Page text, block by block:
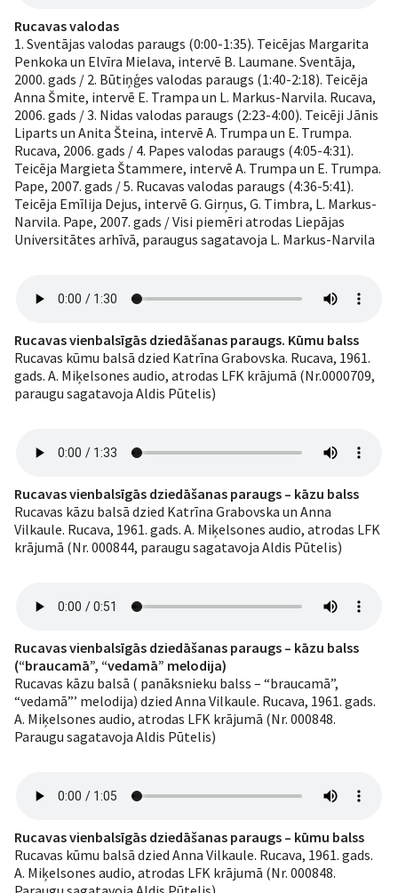
Rucavas valodas
1. Sventājas valodas paraugs (0:00-1:35). Teicējas Margarita
Penkoka un Elvīra Mielava, intervē B. Laumane. Sventāja,
2000. gads / 2. Būtiņģes valodas paraugs (1:40-2:18). Teicēja
Anna Šmite, intervē E. Trampa un L. Markus-Narvila. Rucava,
2006. gads / 3. Nidas valodas paraugs (2:23-4:00). Teicēji Jānis
Liparts un Anita Šteina, intervē A. Trumpa un E. Trumpa.
Rucava, 2006. gads / 4. Papes valodas paraugs (4:05-4:31).
Teicēja Margieta Štammere, intervē A. Trumpa un E. Trumpa.
Pape, 2007. gads / 5. Rucavas valodas paraugs (4:36-5:41).
Teicēja Emīlija Dejus, intervē G. Girņus, G. Timbra, L. Markus-
Narvila. Pape, 2007. gads / Visi piemēri atrodas Liepājas
Universitātes arhīvā, paraugus sagatavoja L. Markus-Narvila
Rucavas vienbalsīgās dziedāšanas paraugs. Kūmu balss
Rucavas kūmu balsā dzied Katrīna Grabovska. Rucava, 1961.
gads. A. Miķelsones audio, atrodas LFK krājumā (Nr.0000709,
paraugu sagatavoja Aldis Pūtelis)
Rucavas vienbalsīgās dziedāšanas paraugs – kāzu balss
Rucavas kāzu balsā dzied Katrīna Grabovska un Anna
Vilkaule. Rucava, 1961. gads. A. Miķelsones audio, atrodas LFK
krājumā (Nr. 000844, paraugu sagatavoja Aldis Pūtelis)
Rucavas vienbalsīgās dziedāšanas paraugs – kāzu balss
(“braucamā”, “vedamā” melodija)
Rucavas kāzu balsā ( panāksnieku balss – “braucamā”,
“vedamā”’ melodija) dzied Anna Vilkaule. Rucava, 1961. gads.
A. Miķelsones audio, atrodas LFK krājumā (Nr. 000848.
Paraugu sagatavoja Aldis Pūtelis)
Rucavas vienbalsīgās dziedāšanas paraugs – kūmu balss
Rucavas kūmu balsā dzied Anna Vilkaule. Rucava, 1961. gads.
A. Miķelsones audio, atrodas LFK krājumā (Nr. 000848.